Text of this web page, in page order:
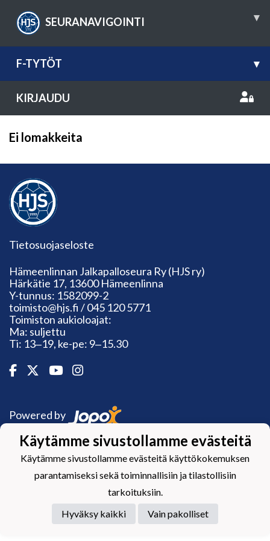
SEURANAVIGOINTI ▾
F-TYTÖT ▾
KIRJAUDU
Ei lomakkeita
Tietosuojaseloste
Hämeenlinnan Jalkapalloseura Ry (HJS ry)
Härkätie 17, 13600 Hämeenlinna
Y-tunnus: 1582099-2
toimisto@hjs.fi / 045 120 5771
Toimiston aukioloajat:
Ma: suljettu
Ti: 13‒19, ke-pe: 9‒15.30
Powered by
Käytämme sivustollamme evästeitä
Käytämme sivustollamme evästeitä käyttökokemuksen
parantamiseksi sekä toiminnallisiin ja tilastollisiin
tarkoituksiin.
Hyväksy kaikki
Vain pakolliset